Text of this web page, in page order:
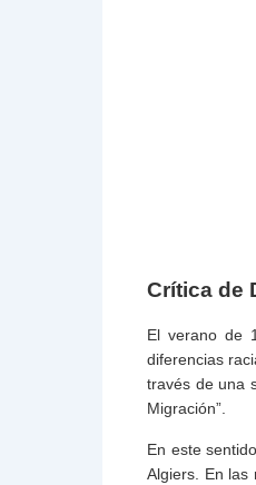
Crítica de
El verano de
diferencias
través de una
Migración”.
En este sentido,
Algiers. En las